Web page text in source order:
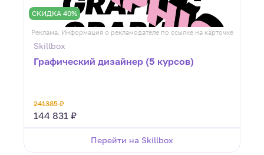
СКИДКА 40%
Реклама. Информация о рекламодателе по ссылке на карточке
Skillbox
Графический дизайнер (5 курсов)
241385 ₽
144 831 ₽
Перейти на Skillbox